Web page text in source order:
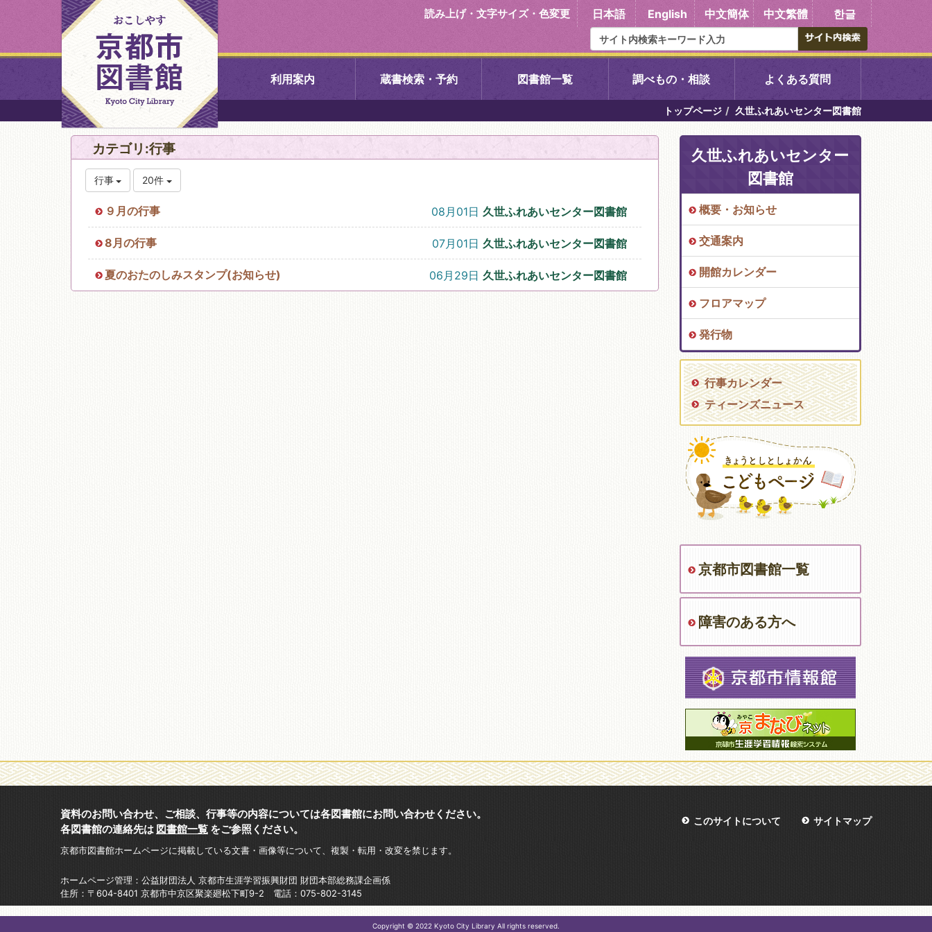
読み上げ・文字サイズ・色変更 日本語 English 中文簡体 中文繁體 한글
利用案内 蔵書検索・予約 図書館一覧
中央図書館 右京中央図書館 伏見中央図書館 醍醐中央図書館
北図書館 左京図書館 岩倉図書館 東山図書館
吉祥院図書館
書館
西京図書館 洛西図書館 向島図書館
コミュニティプラザ深草
図書館
調べもの・相談 よくある質問
トップページ 久世ふれあいセンター図書館
カテゴリ:行事
行事 20件
９月の行事 08月01日 久世ふれあいセンター図書館
8月の行事 07月01日 久世ふれあいセンター図書館
夏のおたのしみスタンプ(お知らせ) 06月29日 久世ふれあいセンター図書館
久世ふれあいセンター
図書館
概要・お知らせ
交通案内
開館カレンダー
フロアマップ
発行物
行事カレンダー
ティーンズニュース
京都市図書館一覧
障害のある方へ
このサイトについて サイトマップ
資料のお問い合わせ、ご相談、行事等の内容については各図書館にお問い合わせください。
各図書館の連絡先は 図書館一覧 をご参照ください。
京都市図書館ホームページに掲載している文書・画像等について、複製・転用・改変を禁じます。
ホームページ管理：公益財団法人 京都市生涯学習振興財団 財団本部総務課企画係
住所：〒604-8401 京都市中京区聚楽廻松下町9-2 電話：075-802-3145
Copyright © 2022 Kyoto City Library All rights reserved.